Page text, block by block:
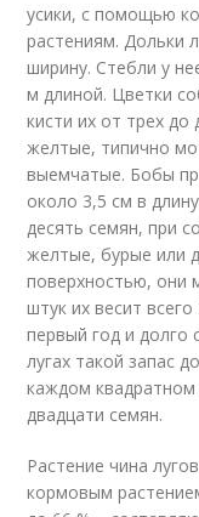
усики, с помощью
растениям. Дольки
ширину. Стебли у
м длиной. Цветки
кисти их от трех
желтые, типично
выемчатые. Бобы
около 3,5 см в
десять семян, при
желтые, бурые или
поверхностью, они
штук их весит
первый год и долго
лугах такой запас
каждом квадратном
двадцати семян.
Растение чина
кормовым